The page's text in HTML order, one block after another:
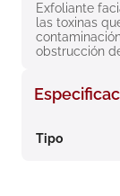
Exfoliante
las toxinas
obstrucción
Tipo
8. roche posay
9. isdin
10.neumoflux